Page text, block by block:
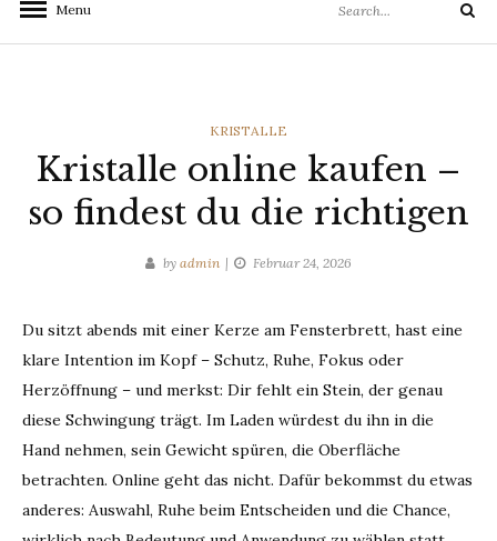
Menu
for:
Search
CATEGORIES
KRISTALLE
Kristalle online kaufen –
so findest du die richtigen
by admin Februar 24, 2026
Du sitzt abends mit einer Kerze am Fensterbrett, hast eine
klare Intention im Kopf – Schutz, Ruhe, Fokus oder
Herzöffnung – und merkst: Dir fehlt ein Stein, der genau
diese Schwingung trägt. Im Laden würdest du ihn in die
Hand nehmen, sein Gewicht spüren, die Oberfläche
betrachten. Online geht das nicht. Dafür bekommst du etwas
anderes: Auswahl, Ruhe beim Entscheiden und die Chance,